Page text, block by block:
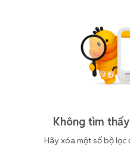
Không tìm
Hãy xóa một số bộ lọc